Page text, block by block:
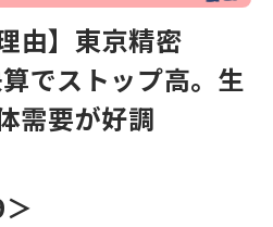
由】東京精密
でストップ高。生
需要が好調